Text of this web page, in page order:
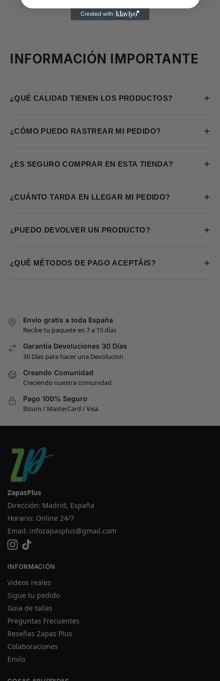
INFORMACIÓN IMPORTANTE
¿QUÉ CALIDAD TIENEN LOS PRODUCTOS? +
¿CÓMO PUEDO RASTREAR MI PEDIDO? +
¿ES SEGURO COMPRAR EN ESTA TIENDA? +
¿CUÁNTO TARDA EN LLEGAR MI PEDIDO? +
¿PUEDO DEVOLVER UN PRODUCTO? +
¿QUÉ MÉTODOS DE PAGO ACEPTÁIS? +
Envío gratis a toda España
Recibe tu paquete en 7 a 15 días
Garantia Devoluciones 30 Días
30 Días para hacer una Devolucion
Creando Comunidad
Creciendo nuestra comunidad
Pago 100% Seguro
Bizum / MasterCard / Visa
ZapasPlus
Dirección: Madrid, España
Horario: Online 24/7
Email: infozapasplus@gmail.com
INFORMACIÓN
Videos reales
Sigue tu pedido
Guia de tallas
Preguntas Frecuentes
Reseñas Zapas Plus
Colaboraciones
Envío